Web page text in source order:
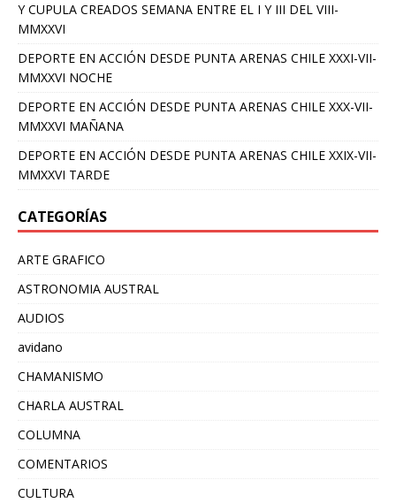
Y CUPULA CREADOS SEMANA ENTRE EL I Y III DEL VIII-
MMXXVI
DEPORTE EN ACCIÓN DESDE PUNTA ARENAS CHILE XXXI-VII-
MMXXVI NOCHE
DEPORTE EN ACCIÓN DESDE PUNTA ARENAS CHILE XXX-VII-
MMXXVI MAÑANA
DEPORTE EN ACCIÓN DESDE PUNTA ARENAS CHILE XXIX-VII-
MMXXVI TARDE
CATEGORÍAS
ARTE GRAFICO
ASTRONOMIA AUSTRAL
AUDIOS
avidano
CHAMANISMO
CHARLA AUSTRAL
COLUMNA
COMENTARIOS
CULTURA